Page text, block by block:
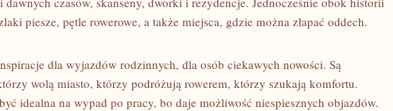
piesze, pętle rowerowe, a także miejsca, gdzie można złapać oddech.
dla wyjazdów rodzinnych, dla osób ciekawych nowości. Są
wolą miasto, którzy podróżują rowerem, którzy szukają komfortu.
idealna na wypad po pracy, bo daje możliwość niespiesznych objazdów.